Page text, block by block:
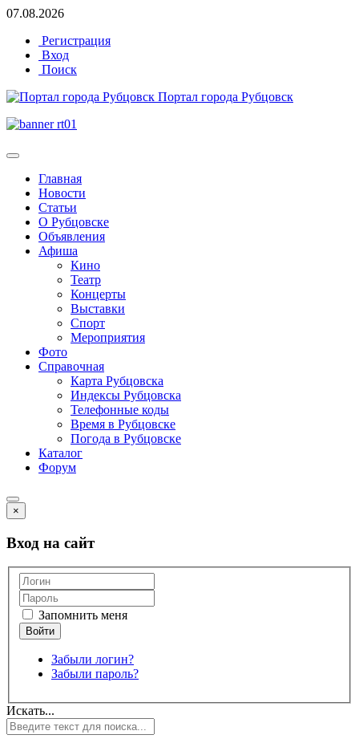
07.08.2026
Регистрация
Вход
Поиск
Портал города Рубцовск
Главная
Новости
Статьи
О Рубцовске
Объявления
Афиша
Кино
Театр
Концерты
Выставки
Спорт
Мероприятия
Фото
Справочная
Карта Рубцовска
Индексы Рубцовска
Телефонные коды
Время в Рубцовске
Погода в Рубцовске
Каталог
Форум
×
Вход на сайт
Запомнить меня
Забыли логин?
Забыли пароль?
Искать...